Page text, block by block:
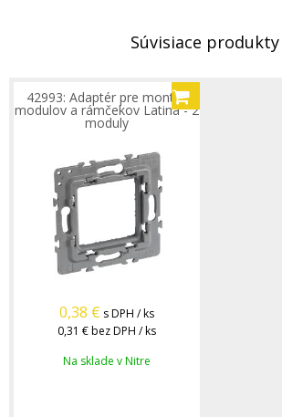
Súvisiace produkty
42993: Adaptér pre montáž
modulov a rámčekov Latina - 2
moduly
0,38 € s DPH / ks
0,31 €bez DPH / ks
Na sklade v Nitre